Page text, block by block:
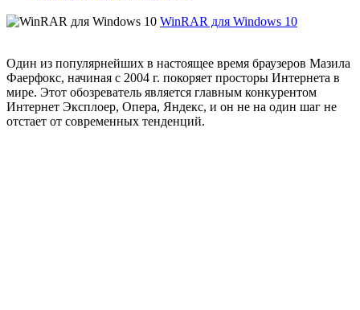
WinRAR для Windows 10
Один из популярнейших в настоящее время браузеров Мазила
Фаерфокс, начиная с 2004 г. покоряет просторы Интернета в
мире. Этот обозреватель является главным конкурентом
Интернет Эксплоер, Опера, Яндекс, и он не на один шаг не
отстает от современных тенденций.